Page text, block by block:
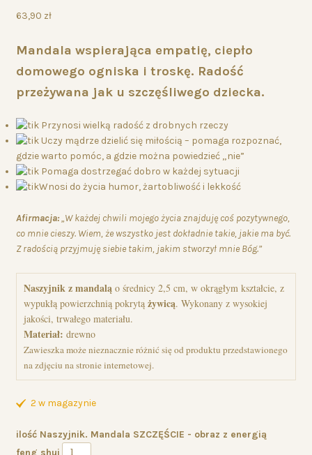
63,90 zł
Mandala wspierająca empatię, ciepło
domowego ogniska i troskę. Radość
przeżywana jak u szczęśliwego dziecka.
Przynosi wielką radość z drobnych rzeczy
Uczy mądrze dzielić się miłością – pomaga rozpoznać,
gdzie warto pomóc, a gdzie można powiedzieć „nie”
Pomaga dostrzegać dobro w każdej sytuacji
Wnosi do życia humor, żartobliwość i lekkość
Afirmacja:„W każdej chwili mojego życia znajduję coś pozytywnego,
co mnie cieszy. Wiem, że wszystko jest dokładnie takie, jakie ma być.
Z radością przyjmuję siebie takim, jakim stworzył mnie Bóg.”
Naszyjnik z mandalą o średnicy 2,5 cm, w okrągłym kształcie, z
wypukłą powierzchnią pokrytą żywicą. Wykonany z wysokiej
Materiał: drewno
Zawieszka może nieznacznie różnić się od produktu przedstawionego
na zdjęciu na stronie internetowej.
2 w magazynie
ilość Naszyjnik. Mandala SZCZĘŚCIE - obraz z energią